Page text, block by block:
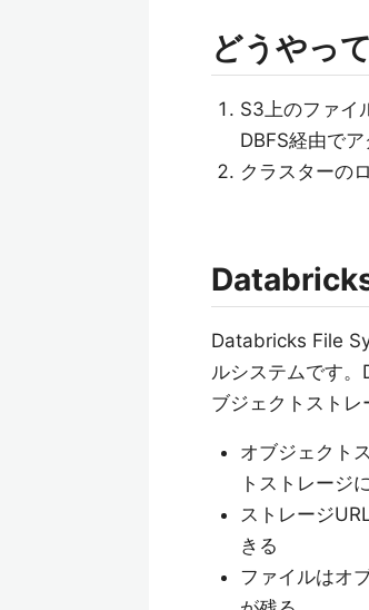
どうやっ
S3上のファイ
DBFS経由でア
クラスターの
Databricks File
ルシステムです
ブジェクトストレ
オブジェクト
トストレージ
ストレージ
きる
ファイルはオ